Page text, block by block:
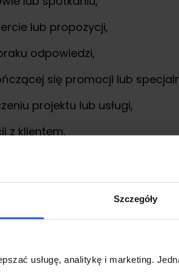
Szczegóły
usługę, analitykę i marketing.
lub propozycji,
odpowiedzi,
się promocji lub
projektu lub usługi,
z klientem,
vs cykle follow up
cykle follow-up to dwa różne
wysyłane po
zebranie informacji